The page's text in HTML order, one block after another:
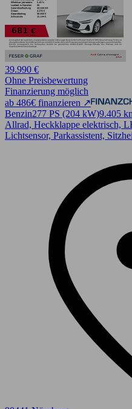
39.990 €
Ohne Preisbewertung
Finanzierung möglich
ab 486€ finanzieren ↗
Benzin277 PS (204 kW)9.405
Allrad, Heckklappe elektrisch,
Lichtsensor, Parkassistent,